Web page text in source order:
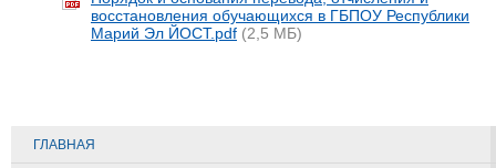
восстановления обучающихся в ГБПОУ Республики
Марий Эл ЙОСТ.pdf (2,5 МБ)
ГЛАВНАЯ